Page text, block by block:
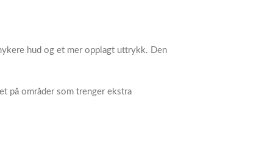
hud og et mer opplagt uttrykk. Den
på områder som trenger ekstra